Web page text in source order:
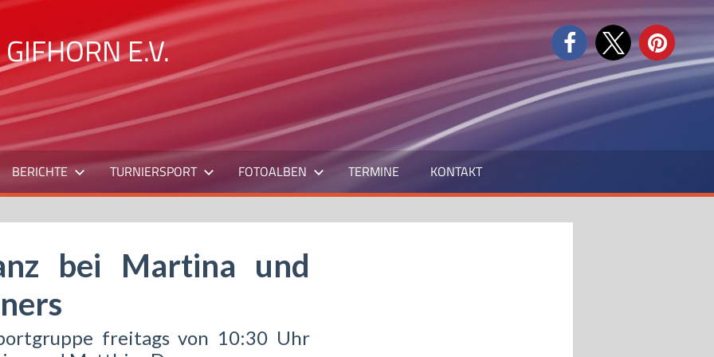
E.V.
BERICHTE TURNIERSPORT FOTOALBEN TERMINE KONTAKT
bei Martina und
freitags von 10:30 Uhr